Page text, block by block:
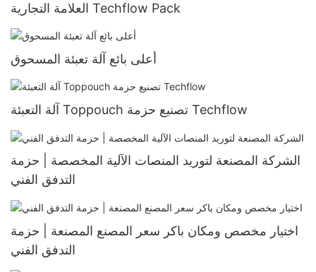
العلامة التجارية Techflow Pack
أعلى بائع آلة تعبئة المسحوق
آلة التعبئة Toppouch تصنيع حزمة Techflow
الشركة المصنعة لتوريد المنصات الآلية المخصصة | حزمة
التدفق الفني
اختيار مخصص ومكان باكر سعر المصنع المصنعة | حزمة
التدفق الفني